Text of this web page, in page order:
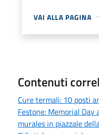
VAI ALLA PAGINA
Contenuti
Cure termali: 10 posti
Festone: Memorial
murales in piazzale